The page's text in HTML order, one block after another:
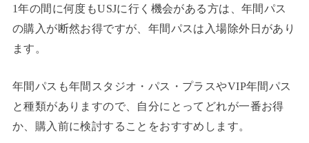
1年の間に何度もUSJに行く機会がある方は、年間パス
の購入が断然お得ですが、年間パスは入場除外日があり
ます。
年間パスも年間スタジオ・パス・プラスやVIP年間パス
と種類がありますので、自分にとってどれが一番お得
か、購入前に検討することをおすすめします。